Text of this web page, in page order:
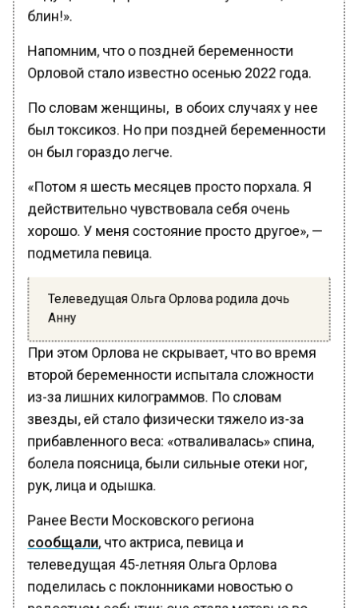
блин!».
Напомним, что о поздней беременности
Орловой стало известно осенью 2022 года.
По словам женщины, в обоих случаях у нее
был токсикоз. Но при поздней беременности
он был гораздо легче.
«Потом я шесть месяцев просто порхала. Я
действительно чувствовала себя очень
хорошо. У меня состояние просто другое», —
подметила певица.
Телеведущая Ольга Орлова родила дочь
Анну
При этом Орлова не скрывает, что во время
второй беременности испытала сложности
из-за лишних килограммов. По словам
звезды, ей стало физически тяжело из-за
прибавленного веса: «отваливалась» спина,
болела поясница, были сильные отеки ног,
рук, лица и одышка.
Ранее Вести Московского региона
сообщали, что актриса, певица и
телеведущая 45-летняя Ольга Орлова
поделилась с поклонниками новостью о